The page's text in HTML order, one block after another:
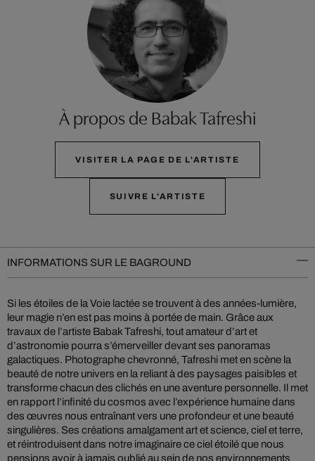
À propos de Babak Tafreshi
VISITER LA PAGE DE L'ARTISTE
SUIVRE L'ARTISTE
INFORMATIONS SUR LE BAGROUND
Si les étoiles de la Voie lactée se trouvent à des années-lumière,
leur magie n’en est pas moins à portée de main. Grâce aux
travaux de l’artiste Babak Tafreshi, tout amateur d’art et
d’astronomie pourra s’émerveiller devant ses panoramas
galactiques. Photographe chevronné, Tafreshi met en scène la
beauté de notre univers en la reliant à des paysages paisibles et
transforme chacun des clichés en une aventure personnelle. Il met
en rapport l’infinité du cosmos avec l’expérience humaine dans
des œuvres nous entraînant vers une profondeur et une beauté
singulières. Ses créations amalgament art et science, ciel et terre,
et réintroduisent dans notre imaginaire ce ciel étoilé que nous
pensions avoir à jamais oublié au sein de nos environnements